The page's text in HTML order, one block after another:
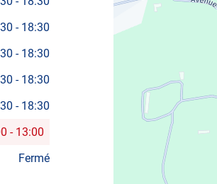
- 18:30
- 18:30
- 18:30
- 18:30
- 13:00
Fermé